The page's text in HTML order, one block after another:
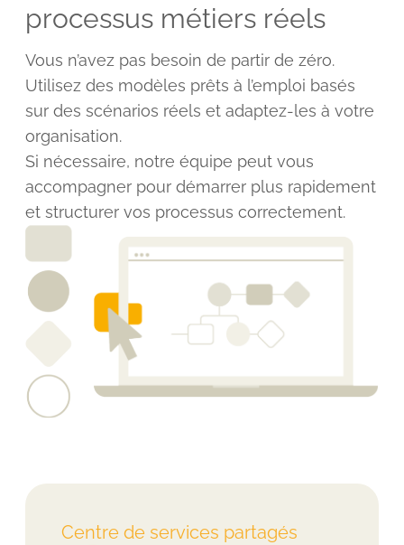
processus métiers réels
Vous n’avez pas besoin de partir de zéro.
Utilisez des modèles prêts à l’emploi basés
sur des scénarios réels et adaptez-les à votre
organisation.
Si nécessaire, notre équipe peut vous
accompagner pour démarrer plus rapidement
et structurer vos processus correctement.
Centre de services partagés